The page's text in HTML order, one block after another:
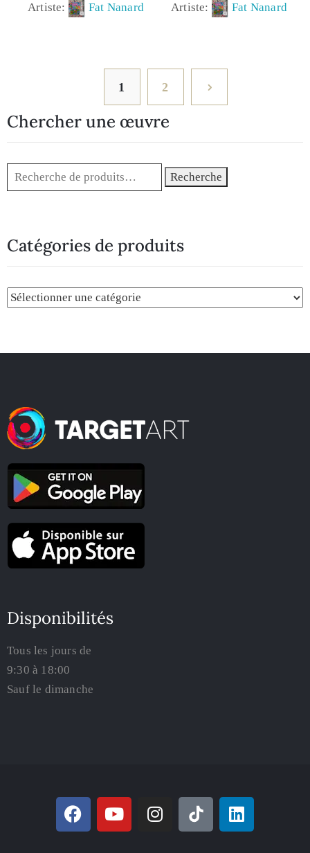
Artiste:
Fat Nanard
Artiste:
Fat Nanard
1 2
Chercher une œuvre
Recherche
Catégories de produits
Disponibilités
Tous les jours de
9:30 à 18:00
Sauf le dimanche